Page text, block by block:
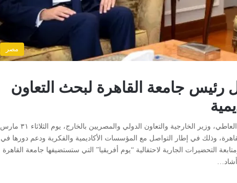
مصر
رئيس جامعة القاهرة لبحث التعاون
القاهرة: رأي الأمة استقبل الدكتور بدر عبد العاطي، وزير الخارجية والتعاون الدولي والمصريين بالخارج، يوم الثلاثاء ٣١ مارس
وذلك في إطار التواصل مع المؤسسات الأكاديمية والفكرية ودعم دورها في
التحضيرات الجارية لاحتفالية “يوم أفريقيا” التي ستستضيفها جامعة القاهرة
أشاد…